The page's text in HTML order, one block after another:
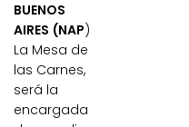
BUENOS
AIRES (NAP)
La Mesa de
las Carnes,
será la
encargada